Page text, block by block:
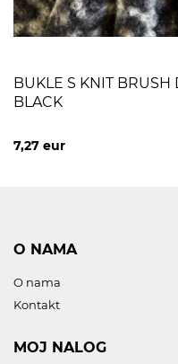
BUKLE S KNIT
BLACK
7,27 eur
O NAMA
O nama
Kontakt
MOJ NALOG